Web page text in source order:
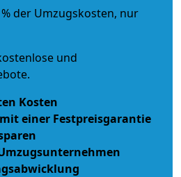
der Umzugskosten, nur
und
Kosten
einer Festpreisgarantie